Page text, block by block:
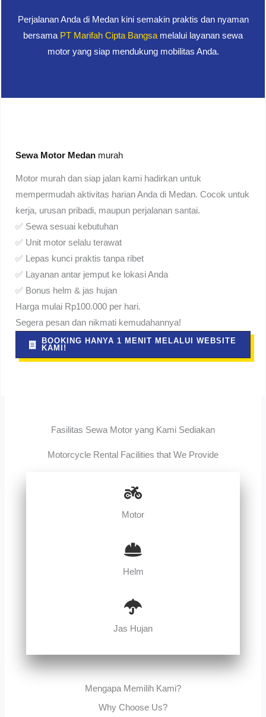
Perjalanan Anda di Medan kini semakin praktis dan nyaman
bersama PT Marifah Cipta Bangsa melalui layanan sewa
motor yang siap mendukung mobilitas Anda.
Sewa Motor Medan murah
Motor murah dan siap jalan kami hadirkan untuk
mempermudah aktivitas harian Anda di Medan. Cocok untuk
kerja, urusan pribadi, maupun perjalanan santai.
✅ Sewa sesuai kebutuhan
✅ Unit motor selalu terawat
✅ Lepas kunci praktis tanpa ribet
✅ Layanan antar jemput ke lokasi Anda
✅ Bonus helm & jas hujan
Harga mulai Rp100.000 per hari.
Segera pesan dan nikmati kemudahannya!
BOOKING HANYA 1 MENIT MELALUI WEBSITE
KAMI!
Fasilitas Sewa Motor yang Kami Sediakan
Motorcycle Rental Facilities that We Provide
Motor
Helm
Jas Hujan
Mengapa Memilih Kami?
Why Choose Us?